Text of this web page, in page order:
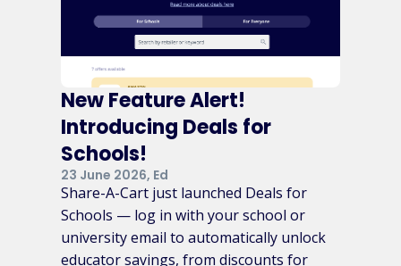
New Feature Alert!
Introducing Deals for
Schools!
23 June 2026, Ed
Share-A-Cart just launched Deals for
Schools — log in with your school or
university email to automatically unlock
educator savings, from discounts for